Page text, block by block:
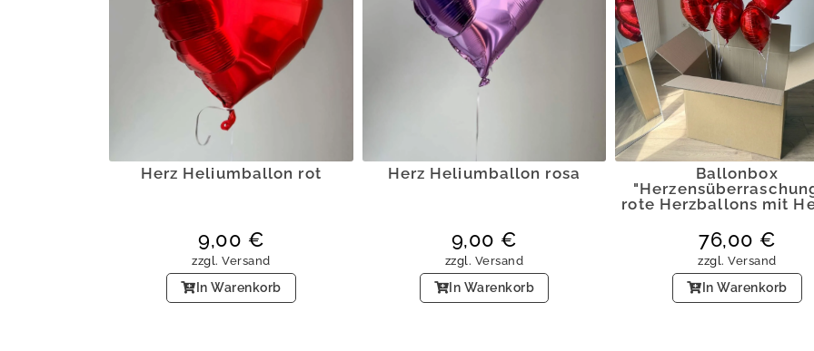
Herz Heliumballon rot
9,00 €
zzgl. Versand
In Warenkorb
Herz Heliumballon rosa
9,00 €
zzgl. Versand
In Warenkorb
Ballonbox
rote Herzballons mit
76,00 €
zzgl. Versand
In Warenkorb